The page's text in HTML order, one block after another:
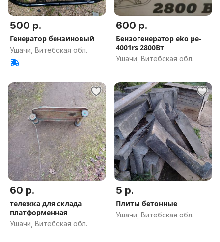
500 р.
Генератор бензиновый
Ушачи, Витебская обл.
600 р.
Бензогенератор eko pe-
4001rs 2800Вт
Ушачи, Витебская обл.
60 р.
тележка для склада
платформенная
Ушачи, Витебская обл.
5 р.
Плиты бетонные
Ушачи, Витебская обл.